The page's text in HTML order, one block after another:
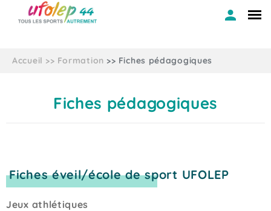
Accueil Formation Fiches pédagogiques
Fiches pédagogiques
Fiches éveil/école de sport UFOLEP
Jeux athlétiques